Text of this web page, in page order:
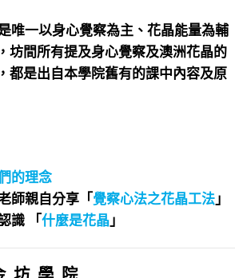
唯一以身心覺察為主、花晶能量為輔
坊間所有提及身心覺察及澳洲花晶的
都是出自本學院舊有的課中內容及原
的理念
師親自分享「覺察心法之花晶工法」
識 「什麼是花晶」
坊 學 院